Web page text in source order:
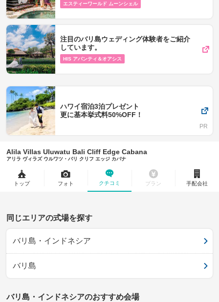
エスティーワールド ムーンシェル
注目のバリ島ウェディング体験者をご紹介
しています。
HIS アバンティ＆オアシス
ハワイ宿泊3泊プレゼント
更に基本挙式料50%OFF！
Alila Villas Uluwatu Bali Cliff Edge Cabana
アリラ ヴィラズ ウルワツ・バリ クリフ エッジ カバナ
トップ フォト クチコミ プラン 手配会社
同じエリアの式場を探す
バリ島・インドネシア
バリ島
バリ島・インドネシアのおすすめ会場